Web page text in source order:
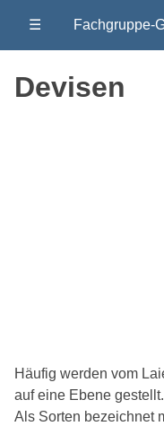
☰ Fachgruppe-
Devisen
Häufig werden vom
auf eine Ebene
Als Sorten bezeichnet